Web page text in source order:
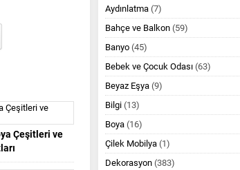
Çeşitleri ve
Aydınlatma (7)
Bahçe ve Balkon (59)
Banyo (45)
Bebek ve Çocuk Odası (63)
Beyaz Eşya (9)
Bilgi (13)
Boya (16)
Çilek Mobilya (1)
Dekorasyon (383)